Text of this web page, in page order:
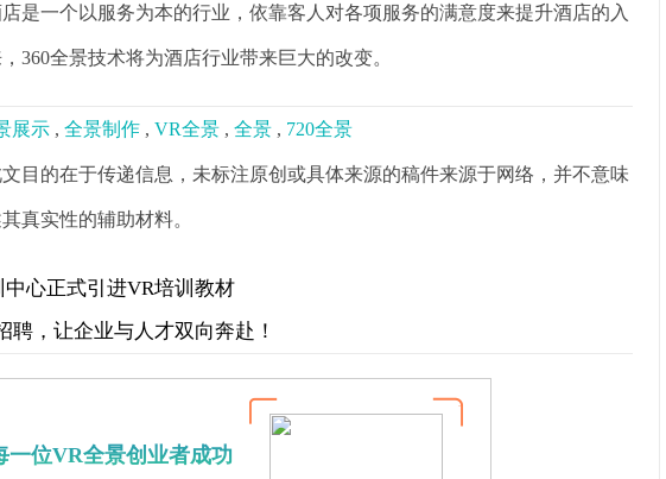
是一个以服务为本的行业，依靠客人对各项服务的满意度来提升酒店的入
360全景技术将为酒店行业带来巨大的改变。
展示 , 全景制作 , VR全景 , 全景 , 720全景
目的在于传递信息，未标注原创或具体来源的稿件来源于网络，并不意味
真实性的辅助材料。
心正式引进VR培训教材
聘，让企业与人才双向奔赴！
一位VR全景创业者成功